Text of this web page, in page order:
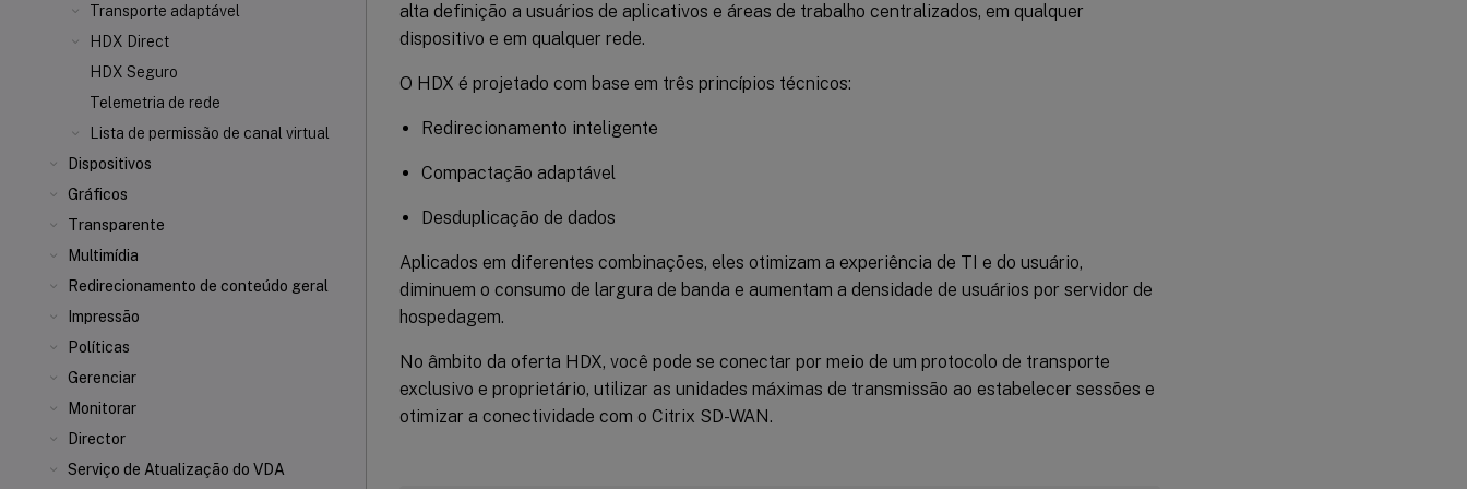
Transporte adaptável
HDX Direct
HDX Seguro
Telemetria de rede
Lista de permissão de canal virtual
Dispositivos
Gráficos
Transparente
Multimídia
Redirecionamento de conteúdo geral
Impressão
Políticas
Gerenciar
Monitorar
Director
Serviço de Atualização do VDA
alta definição a usuários de aplicativos e áreas de trabalho centralizados, em qualquer
dispositivo e em qualquer rede.
O HDX é projetado com base em três princípios técnicos:
Redirecionamento inteligente
Compactação adaptável
Desduplicação de dados
Aplicados em diferentes combinações, eles otimizam a experiência de TI e do usuário,
diminuem o consumo de largura de banda e aumentam a densidade de usuários por servidor de
hospedagem.
No âmbito da oferta HDX, você pode se conectar por meio de um protocolo de transporte
exclusivo e proprietário, utilizar as unidades máximas de transmissão ao estabelecer sessões e
otimizar a conectividade com o Citrix SD-WAN.